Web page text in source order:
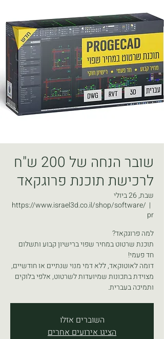
שובר הנחה של 200 ש"ח
לרכישת תוכנת פרוגקאד
שבת, 26 ביולי
  |
https://www.israel3d.co.il/shop/software/
pr
תוכנת שרטוט במחיר שפוי ברישיון קבוע ותשלום
דומה לאוטוקאד, ללא דמי מנוי שנתיים או חודשיים,
מצוידת בתכונות שמיועדות לשרטוט, אלפי בלוקים
ותמיכה בעברית.
השוברים אזלו
הציגו אירועים אחרים